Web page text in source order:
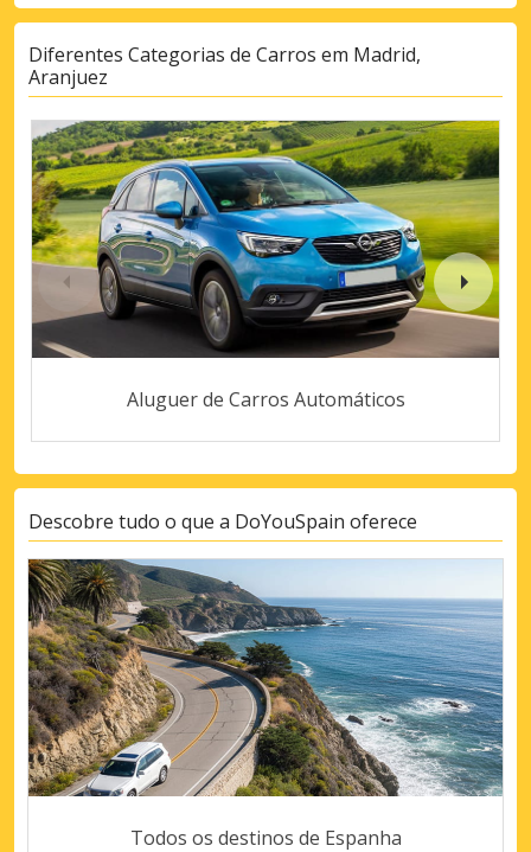
Diferentes Categorias de Carros em Madrid,
Aranjuez
Aluguer de Carros Automáticos
Descobre tudo o que a DoYouSpain oferece
Todos os destinos de Espanha